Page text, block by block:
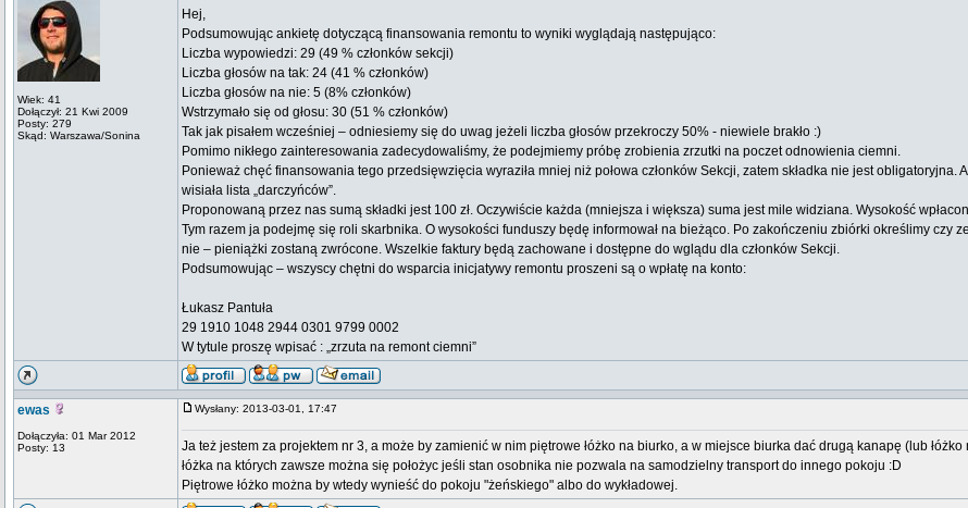
Wiek: 41
Dołączył: 21 Kwi 2009
Posty: 279
Skąd: Warszawa/Sonina
Hej,
Podsumowując ankietę dotyczącą finansowania remontu to wyniki wyglądają następująco:
Liczba wypowiedzi: 29 (49 % członków sekcji)
Liczba głosów na tak: 24 (41 % członków)
Liczba głosów na nie: 5 (8% członków)
Wstrzymało się od głosu: 30 (51 % członków)
Tak jak pisałem wcześniej – odniesiemy się do uwag jeżeli liczba głosów przekroczy 50% - niewiele brakło :)
Pomimo nikłego zainteresowania zadecydowaliśmy, że podejmiemy próbę zrobienia zrzutki na poczet odnowienia ciemni.
Ponieważ chęć finansowania tego przedsięwzięcia wyraziła mniej niż połowa członków Sekcji, zatem składka nie jest
wisiała lista „darczyńców”.
Proponowaną przez nas sumą składki jest 100 zł. Oczywiście każda (mniejsza i większa) suma jest mile widziana. Wysokość
Tym razem ja podejmę się roli skarbnika. O wysokości funduszy będę informował na bieżąco. Po zakończeniu zbiórki określimy
nie – pieniążki zostaną zwrócone. Wszelkie faktury będą zachowane i dostępne do wglądu dla członków Sekcji.
Podsumowując – wszyscy chętni do wsparcia inicjatywy remontu proszeni są o wpłatę na konto:
Łukasz Pantuła
29 1910 1048 2944 0301 9799 0002
W tytule proszę wpisać : „zrzuta na remont ciemni”
ewas
Dołączyła: 01 Mar 2012
Posty: 13
Wysłany: 2013-03-01, 17:47
Ja też jestem za projektem nr 3, a może by zamienić w nim piętrowe łóżko na biurko, a w miejsce biurka dać drugą kanapę (lub
łóżka na których zawsze można się położyc jeśli stan osobnika nie pozwala na samodzielny transport do innego pokoju :D
Piętrowe łóżko można by wtedy wynieść do pokoju "żeńskiego" albo do wykładowej.